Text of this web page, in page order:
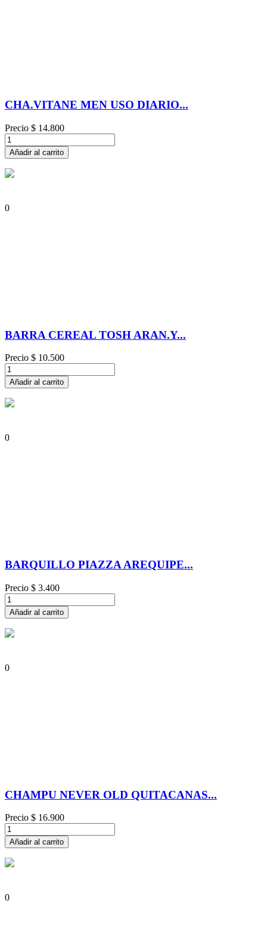
CHA.VITANE MEN USO DIARIO...
Precio $ 14.800
Añadir al carrito
0
BARRA CEREAL TOSH ARAN.Y...
Precio $ 10.500
Añadir al carrito
0
BARQUILLO PIAZZA AREQUIPE...
Precio $ 3.400
Añadir al carrito
0
CHAMPU NEVER OLD QUITACANAS...
Precio $ 16.900
Añadir al carrito
0